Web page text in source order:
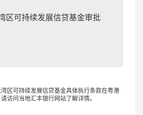
区可持续发展信贷基金审批
区可持续发展信贷基金具体执行条款在粤港
访问当地汇丰银行网站了解详情。